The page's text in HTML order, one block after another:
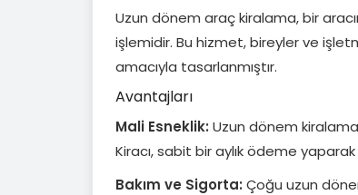
Uzun dönem araç kiralama, bir
işlemidir. Bu hizmet, bireyler ve
amacıyla tasarlanmıştır.
Avantajları
Mali Esneklik: Uzun dönem
Kiracı, sabit bir aylık ödeme
Bakım ve Sigorta: Çoğu uzun